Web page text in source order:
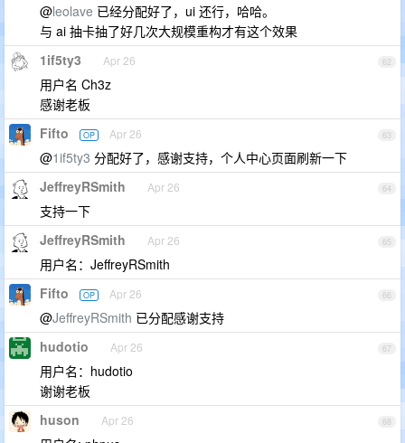
@leolave 已经分配好了，ui 还行，哈哈。
与 ai 抽卡抽了好几次大规模重构才有这个效果
62
1if5ty3 Apr 26
用户名 Ch3z
感谢老板
63
Fifto OP Apr 26
@1if5ty3 分配好了，感谢支持，个人中心页面刷新一下
64
JeffreyRSmith Apr 26
支持一下
65
JeffreyRSmith Apr 26
用户名：JeffreyRSmith
66
Fifto OP Apr 26
@JeffreyRSmith 已分配感谢支持
67
hudotio Apr 26
用户名：hudotio
谢谢老板
68
huson Apr 26